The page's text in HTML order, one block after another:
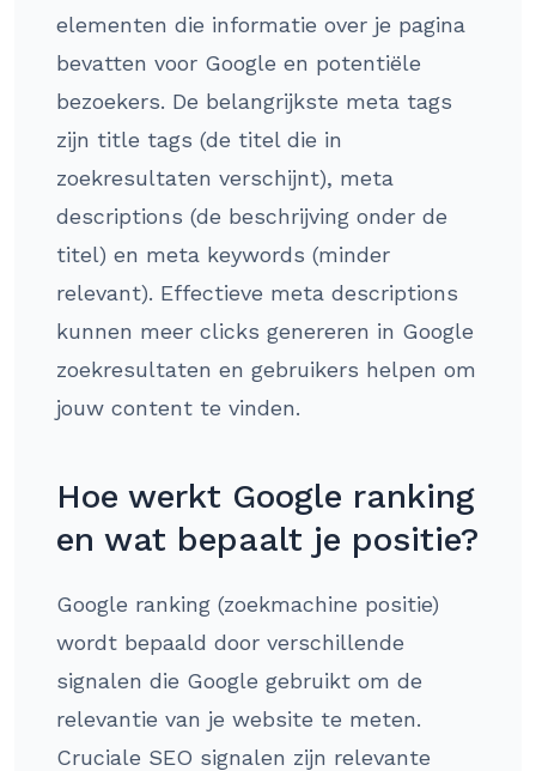
elementen die informatie over je pagina
bevatten voor Google en potentiële
bezoekers. De belangrijkste meta tags
zijn title tags (de titel die in
zoekresultaten verschijnt), meta
descriptions (de beschrijving onder de
titel) en meta keywords (minder
relevant). Effectieve meta descriptions
kunnen meer clicks genereren in Google
zoekresultaten en gebruikers helpen om
jouw content te vinden.
Hoe werkt Google ranking
en wat bepaalt je positie?
Google ranking (zoekmachine positie)
wordt bepaald door verschillende
signalen die Google gebruikt om de
relevantie van je website te meten.
Cruciale SEO signalen zijn relevante